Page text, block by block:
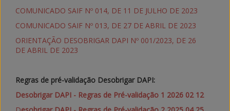
COMUNICADO SAIF Nº 014, DE 11 DE JULHO DE 2023
COMUNICADO SAIF Nº 013, DE 27 DE ABRIL DE 2023
ORIENTAÇÃO DESOBRIGAR DAPI Nº 001/2023, DE 26
DE ABRIL DE 2023
Regras de pré-validação Desobrigar DAPI:
Desobrigar DAPI - Regras de Pré-validação 1 2026 02 12